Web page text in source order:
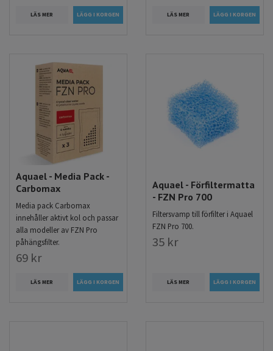
LÄS MER LÄS MER
Aquael - Media Pack -
Carbomax
Media pack Carbomax
innehåller aktivt kol och passar
alla modeller av FZN Pro
påhängsfilter.
69 kr
LÄS MER
Aquael - Förfiltermatta
- FZN Pro 700
Filtersvamp till förfilter i Aquael
FZN Pro 700.
35 kr
LÄS MER